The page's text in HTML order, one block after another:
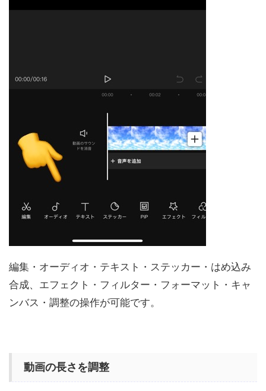
編集・オーディオ・テキスト・ステッカー・はめ込み
合成、エフェクト・フィルター・フォーマット・キャ
ンバス・調整の操作が可能です。
動画の長さを調整